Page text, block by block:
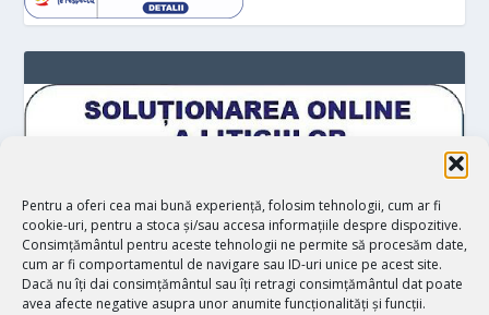
Pentru a oferi cea mai bună experiență, folosim tehnologii, cum ar fi
cookie-uri, pentru a stoca și/sau accesa informațiile despre dispozitive.
Consimțământul pentru aceste tehnologii ne permite să procesăm date,
cum ar fi comportamentul de navigare sau ID-uri unice pe acest site.
Dacă nu îți dai consimțământul sau îți retragi consimțământul dat poate
avea afecte negative asupra unor anumite funcționalități și funcții.